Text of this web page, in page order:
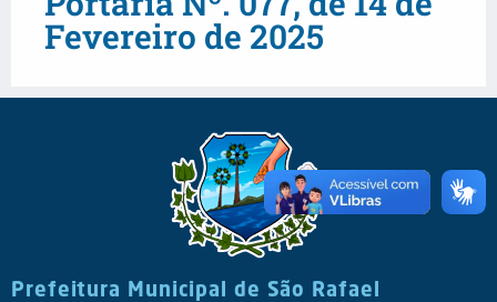
Fevereiro de 2025
Prefeitura Municipal de São Rafael